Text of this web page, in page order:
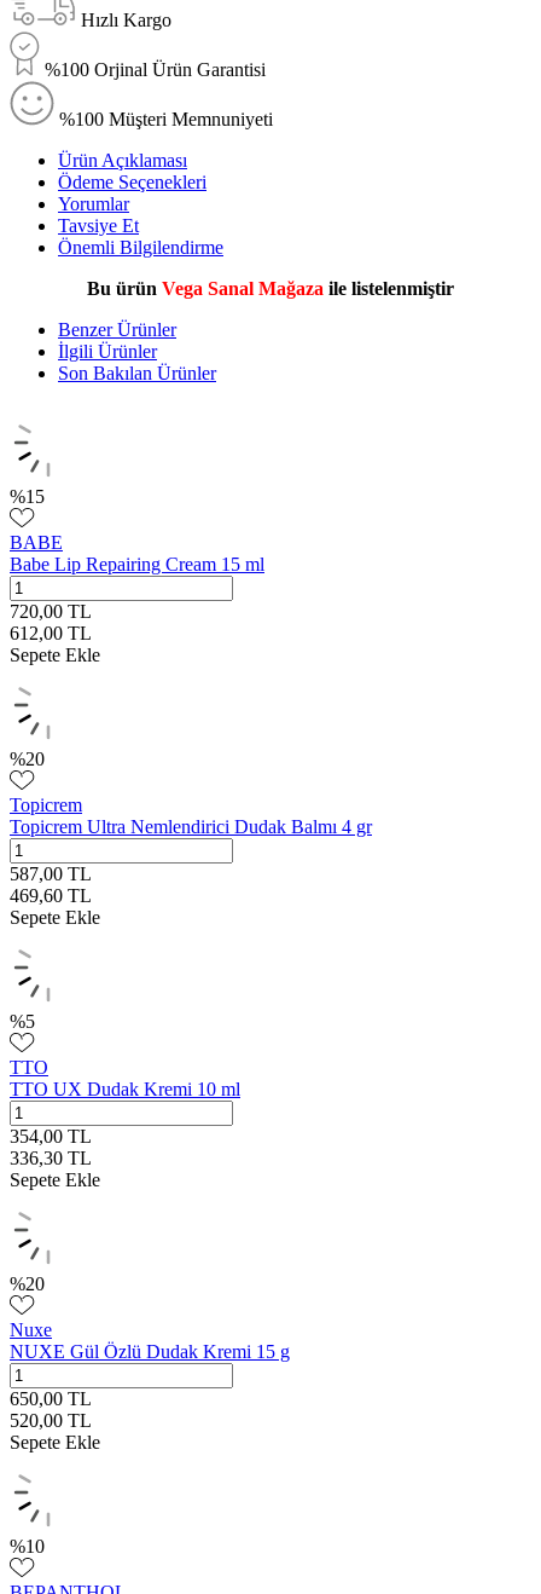
Hızlı Kargo
%100 Orjinal Ürün Garantisi
%100 Müşteri Memnuniyeti
Ürün Açıklaması
Ödeme Seçenekleri
Yorumlar
Tavsiye Et
Önemli Bilgilendirme
Bu ürün Vega Sanal Mağaza ile listelenmiştir
Benzer Ürünler
İlgili Ürünler
Son Bakılan Ürünler
%15
BABE
Babe Lip Repairing Cream 15 ml
720,00 TL
612,00 TL
Sepete Ekle
%20
Topicrem
Topicrem Ultra Nemlendirici Dudak Balmı 4 gr
587,00 TL
469,60 TL
Sepete Ekle
%5
TTO
TTO UX Dudak Kremi 10 ml
354,00 TL
336,30 TL
Sepete Ekle
%20
Nuxe
NUXE Gül Özlü Dudak Kremi 15 g
650,00 TL
520,00 TL
Sepete Ekle
%10